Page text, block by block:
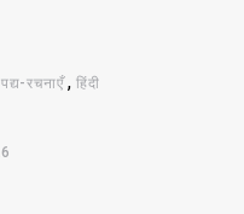
पद्य-रचनाएँ,हिंदी